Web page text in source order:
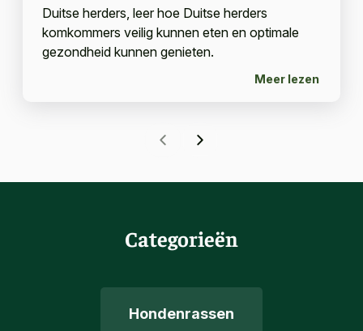
Duitse herders, leer hoe Duitse herders
komkommers veilig kunnen eten en optimale
gezondheid kunnen genieten.
Meer lezen
Categorieën
Hondenrassen